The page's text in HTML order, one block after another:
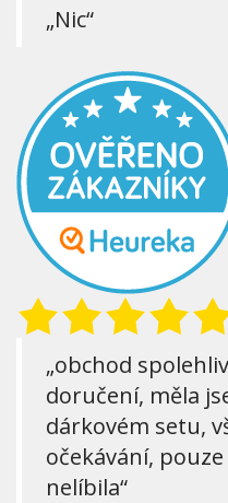
„Nic“
„obchod
doručení, měla
dárkovém setu,
očekávání,
nelíbila“